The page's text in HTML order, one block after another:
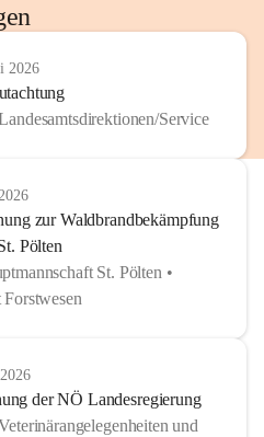
2026
Service
zur Waldbrandbekämpfung
Pölten
St. Pölten •
der NÖ Landesregierung
und